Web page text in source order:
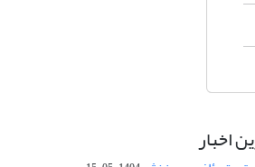
اخبار